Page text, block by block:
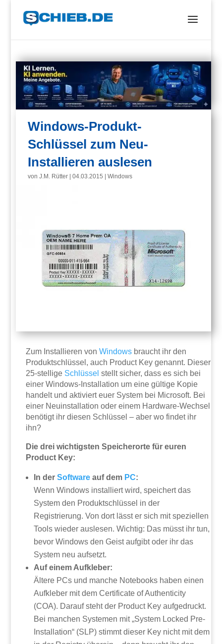
Windows-Produkt-
Schlüssel zum Neu-
Installieren auslesen
vonJ.M. Rütter |04.03.2015 |Windows
Zum Installieren vonWindows braucht ihr den
Produktschlüssel, auch Product Key genannt. Dieser
25-stellige Schlüssel stellt sicher, dass es sich bei
einer Windows-Installation um eine gültige Kopie
handelt und aktiviert euer System bei Microsoft. Bei
einer Neuinstallation oder einem Hardware-Wechsel
benötigt ihr diesen Schlüssel – aber wo findet ihr
ihn?
Die drei wichtigsten Speicherorte für euren
Product Key:
In derSoftware auf dem PC:
Wenn Windows installiert wird, speichert das
System den Produktschlüssel in der
Registrierung. Von dort lässt er sich mit speziellen
Tools wieder auslesen. Wichtig: Das müsst ihr tun,
bevor Windows den Geist aufgibt oder ihr das
System neu aufsetzt.
Auf einem Aufkleber:
Ältere PCs und manche Notebooks haben einen
Aufkleber mit dem Certificate of Authenticity
(COA). Darauf steht der Product Key aufgedruckt.
Bei manchen Systemen mit „System Locked Pre-
Installation“ (SLP) stimmt dieser Key nicht mit dem